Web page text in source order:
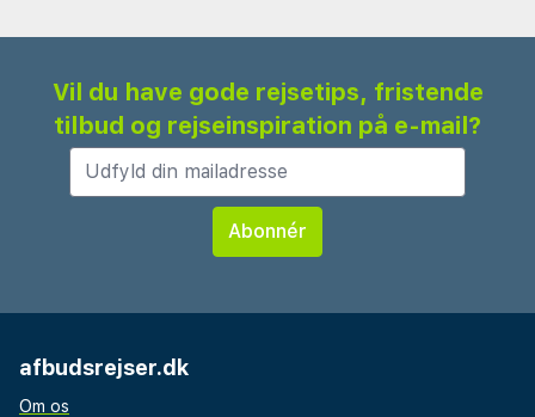
Vil du have gode rejsetips, fristende
tilbud og rejseinspiration på e-mail?
afbudsrejser.dk
Om os